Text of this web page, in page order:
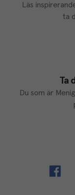
Läs
ta
Ta
Du som är